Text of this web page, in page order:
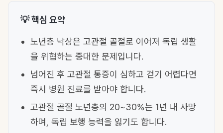
💡 핵심 요약
노년층 낙상은 고관절 골절로 이어져 독립 생활
을 위협하는 중대한 문제입니다.
넘어진 후 고관절 통증이 심하고 걷기 어렵다면
즉시 병원 진료를 받아야 합니다.
고관절 골절 노년층의 20~30%는 1년 내 사망
하며, 독립 보행 능력을 잃기도 합니다.